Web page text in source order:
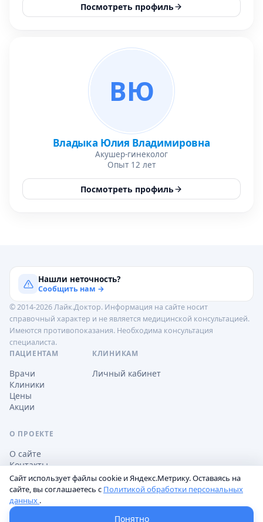
Посмотреть профиль
ВЮ
Владыка Юлия Владимировна
Акушер-гинеколог
Опыт 12 лет
Посмотреть профиль
Нашли неточность?
Сообщить нам →
© 2014-2026 Лайк.Доктор. Информация на сайте носит
справочный характер и не является медицинской консультацией.
Имеются противопоказания. Необходима консультация
специалиста.
ПАЦИЕНТАМ
Врачи
Клиники
Цены
Акции
КЛИНИКАМ
Личный кабинет
О ПРОЕКТЕ
О сайте
Контакты
Обработка персональных данных
Пользовательское соглашениеНастройки cookie
Сайт использует файлы cookie и Яндекс.Метрику. Оставаясь на
сайте, вы соглашаетесь с Политикой обработки персональных
данных .
Понятно